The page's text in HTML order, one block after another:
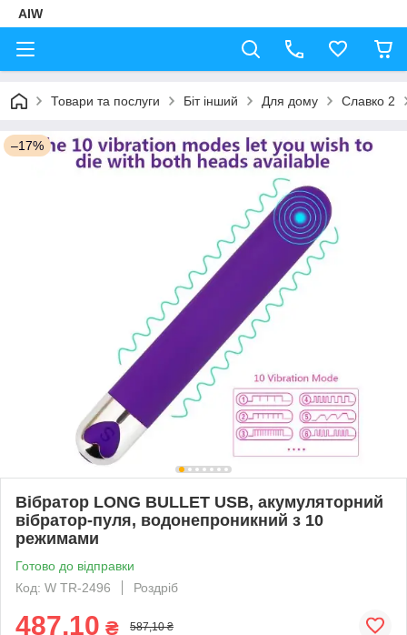
AIW
Товари та послуги Біт інший Для дому Славко 2
–17%
Вібратор LONG BULLET USB, акумуляторний
вібратор-пуля, водонепроникний з 10
режимами
Готово до відправки
Код: W TR-2496
Роздріб
487,10 ₴ 587,10 ₴